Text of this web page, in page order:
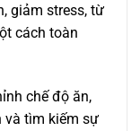
giảm stress, từ
cách toàn
chế độ ăn,
và tìm kiếm sự